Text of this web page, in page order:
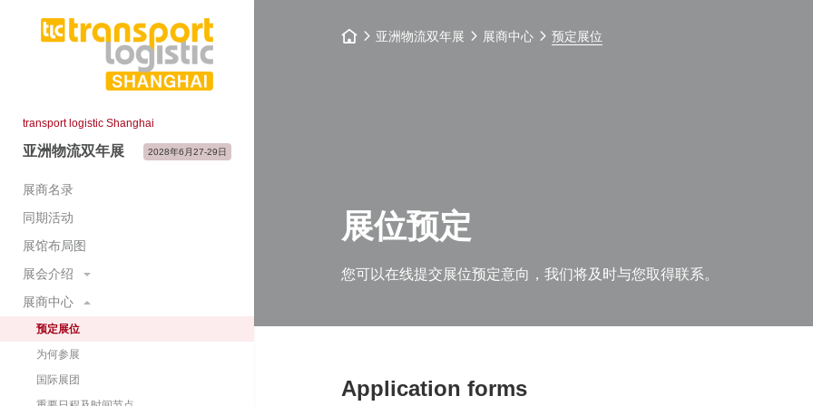
transport logistic Shanghai
亚洲物流双年展 2028年6月27-29日
展商名录
同期活动
展馆布局图
展会介绍
展会概况
展示范围
主题展区
展会大数据
展会照片与视频
展商中心
预定展位
为何参展
国际展团
亚洲物流双年展 展商中心 预定展位
展位预定
您可以在线提交展位预定意向，我们将及时与您取得联系。
Application forms